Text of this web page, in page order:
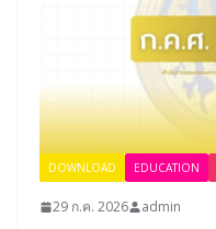
DOWNLOAD EDUCATION
29 ก.ค. 2026 admin